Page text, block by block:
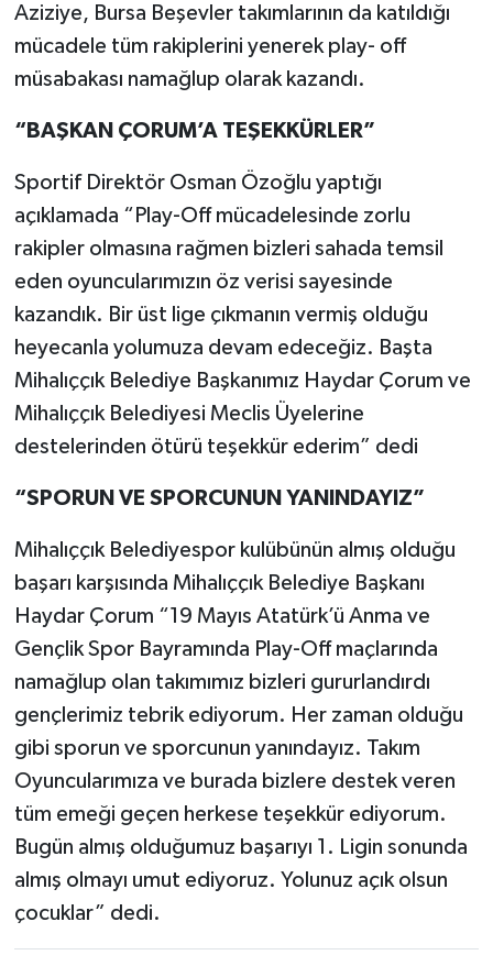
Aziziye, Bursa Beşevler takımlarının da katıldığı
mücadele tüm rakiplerini yenerek play- off
müsabakası namağlup olarak kazandı.
“BAŞKAN ÇORUM’A TEŞEKKÜRLER”
Sportif Direktör Osman Özoğlu yaptığı
açıklamada “Play-Off mücadelesinde zorlu
rakipler olmasına rağmen bizleri sahada temsil
eden oyuncularımızın öz verisi sayesinde
kazandık. Bir üst lige çıkmanın vermiş olduğu
heyecanla yolumuza devam edeceğiz. Başta
Mihalıççık Belediye Başkanımız Haydar Çorum ve
Mihalıççık Belediyesi Meclis Üyelerine
destelerinden ötürü teşekkür ederim” dedi
“SPORUN VE SPORCUNUN YANINDAYIZ”
Mihalıççık Belediyespor kulübünün almış olduğu
başarı karşısında Mihalıççık Belediye Başkanı
Haydar Çorum “19 Mayıs Atatürk’ü Anma ve
Gençlik Spor Bayramında Play-Off maçlarında
namağlup olan takımımız bizleri gururlandırdı
gençlerimiz tebrik ediyorum. Her zaman olduğu
gibi sporun ve sporcunun yanındayız. Takım
Oyuncularımıza ve burada bizlere destek veren
tüm emeği geçen herkese teşekkür ediyorum.
Bugün almış olduğumuz başarıyı 1. Ligin sonunda
almış olmayı umut ediyoruz. Yolunuz açık olsun
çocuklar” dedi.